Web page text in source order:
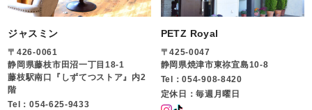
ジャスミン
〒426-0061
静岡県藤枝市田沼一丁目18-1
藤枝駅南口『しずてつストア』内2
階
Tel：054-625-9433
PETZ Royal
〒425-0047
静岡県焼津市東祢宜島10-8
Tel：054-908-8420
定休日：毎週月曜日